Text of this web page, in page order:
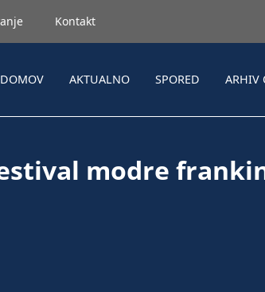
Kontakt
DOMOV AKTUALNO SPORED ARHIV
modre